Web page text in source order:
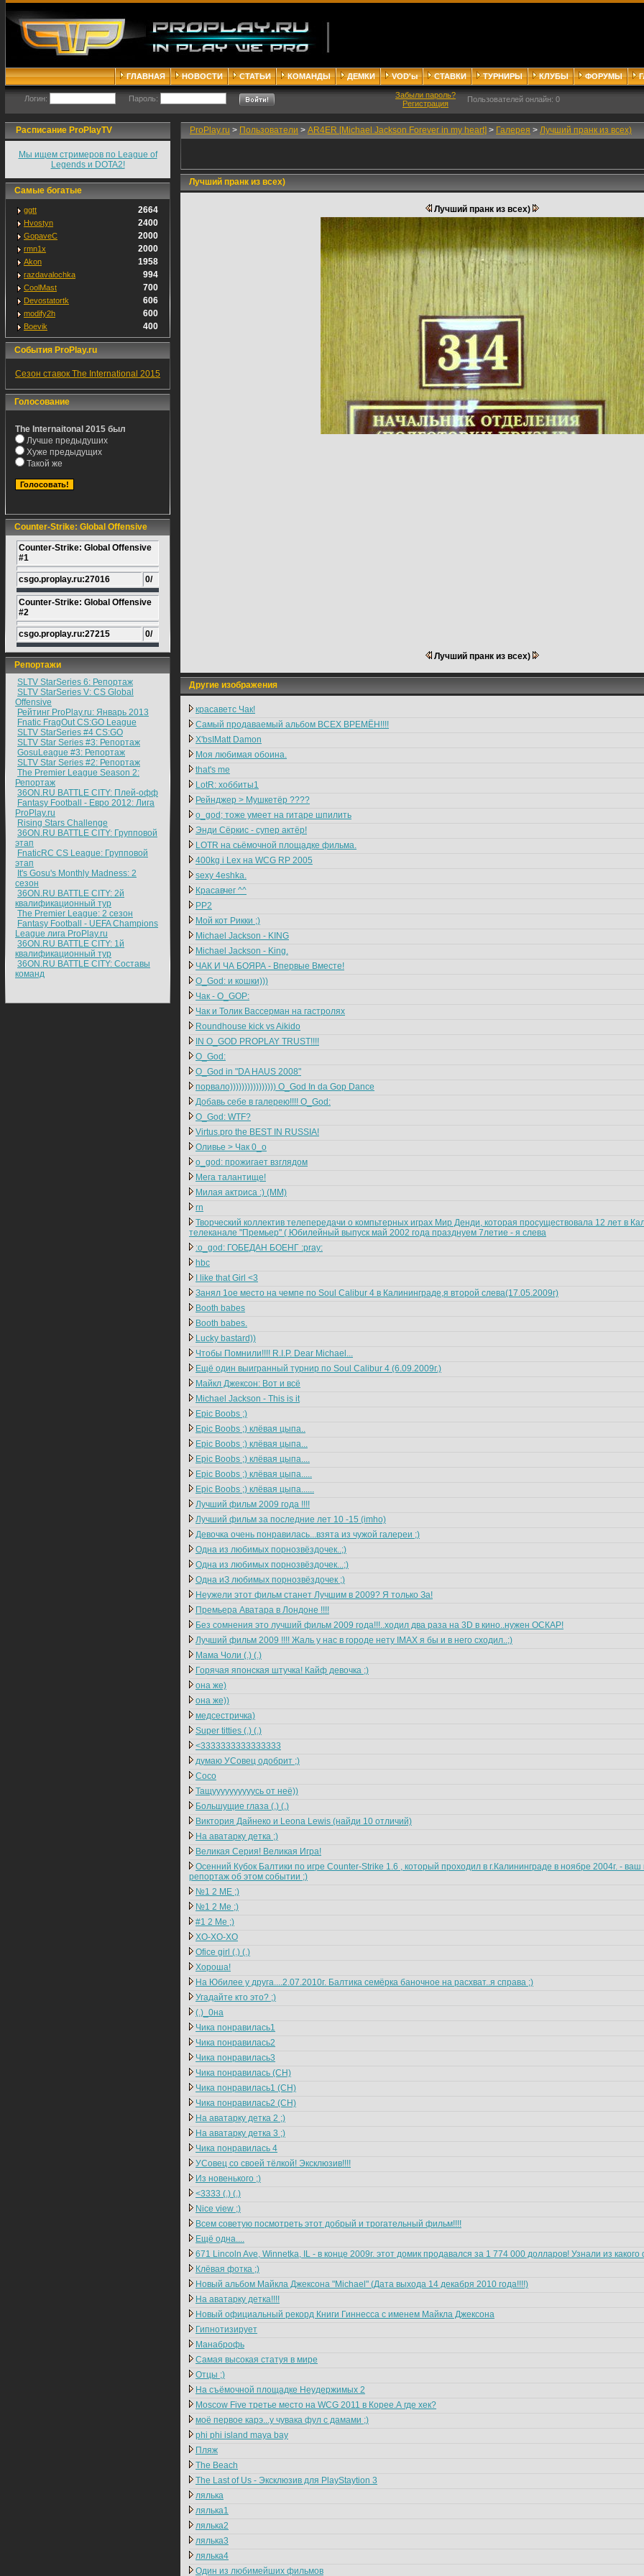
ГЛАВНАЯ НОВОСТИ СТАТЬИ КОМАНДЫ ДЕМКИ VOD'ы СТАВКИ ТУРНИРЫ КЛУБЫ ФОРУМЫ
Логин: Пароль:
Забыли пароль?
Регистрация
Пользователей онлайн: 0
Расписание ProPlayTV
Мы ищем стримеров по League of
Legends и DOTA2!
Самые богатые
ggtt 2664
Hvostyn 2400
GopaveC 2000
rmn1x 2000
Akon 1958
razdavalochka 994
CoolMast 700
Devostatortk 606
modify2h 600
Boevik 400
События ProPlay.ru
Сезон ставок The International 2015
Голосование
The Internaitonal 2015 был
Лучше предыдуших
Хуже предыдущих
Такой же
Counter-Strike: Global Offensive
Counter-Strike: Global Offensive
#1
csgo.proplay.ru:27016 0/
Counter-Strike: Global Offensive
#2
csgo.proplay.ru:27215 0/
Репортажи
SLTV StarSeries 6: Репортаж
SLTV StarSeries V: CS Global
Offensive
Рейтинг ProPlay.ru: Январь 2013
Fnatic FragOut CS:GO League
SLTV StarSeries #4 CS:GO
SLTV Star Series #3: Репортаж
GosuLeague #3: Репортаж
SLTV Star Series #2: Репортаж
The Premier League Season 2:
Репортаж
36ON.RU BATTLE CITY: Плей-офф
Fantasy Football - Евро 2012: Лига
ProPlay.ru
Rising Stars Challenge
36ON.RU BATTLE CITY: Групповой
этап
FnaticRC CS League: Групповой
этап
It's Gosu's Monthly Madness: 2
сезон
36ON.RU BATTLE CITY: 2й
квалификационный тур
The Premier League: 2 cезон
Fantasy Football - UEFA Champions
League лига ProPlay.ru
36ON.RU BATTLE CITY: 1й
квалификационный тур
36ON.RU BATTLE CITY: Составы
команд
ProPlay.ru > Пользователи > AR4ER [Michael Jackson Forever in my heart] > Галерея > Лучший пранк из всех)
Лучший пранк из всех)
Лучший пранк из всех)
Лучший пранк из всех)
Другие изображения
красаветс Чак!
Самый продаваемый альбом ВСЕХ ВРЕМЁН!!!!
X'bsIMatt Damon
Моя любимая обоина.
that's me
LotR: хоббиты1
Рейнджер > Мушкетёр ????
о_god; тоже умеет на гитаре шпилить
Энди Сёркис - супер актёр!
LOTR на сьёмочной площадке фильма.
400kg i Lex на WCG RP 2005
sexy 4eshka.
Красавчег ^^
PP2
Мой кот Рикки ;)
Michael Jackson - KING
Michael Jackson - King.
ЧАК И ЧА БОЯРА - Впервые Вместе!
O_God: и кошки)))
Чак - O_GOP:
Чак и Толик Вассерман на гастролях
Roundhouse kick vs Aikido
IN O_GOD PROPLAY TRUST!!!!
O_God:
O_God in "DA HAUS 2008"
порвало)))))))))))))))) O_God In da Gop Dance
Добавь себе в галерею!!!! O_God:
O_God: WTF?
Virtus.pro the BEST IN RUSSIA!
Оливье > Чак 0_o
o_god: прожигает взглядом
Мега талантище!
Милая актриса :) (ММ)
rn
Творческий коллектив телепередачи о компьтерных играх Мир Денди, которая просуществовала 12 лет в
телеканале "Премьер" ( Юбилейный выпуск май 2002 года празднуем 7летие - я слева
:o_god: ГОБЕДАН БОЕНГ :pray:
hbc
I like that Girl <3
Занял 1ое место на чемпе по Soul Calibur 4 в Калининграде,я второй слева(17.05.2009г)
Booth babes
Booth babes.
Lucky bastard))
Чтобы Помнили!!!! R.I.P. Dear Michael...
Ещё один выигранный турнир по Soul Calibur 4 (6.09.2009г.)
Майкл Джексон: Вот и всё
Michael Jackson - This is it
Epic Boobs ;)
Epic Boobs ;) клёвая цыпа..
Epic Boobs ;) клёвая цыпа...
Epic Boobs ;) клёвая цыпа....
Epic Boobs ;) клёвая цыпа.....
Epic Boobs ;) клёвая цыпа......
Лучший фильм 2009 года !!!!
Лучший фильм за последние лет 10 -15 (imho)
Девочка очень понравилась...взята из чужой галереи ;)
Одна из любимых порнозвёздочек..;)
Одна из любимых порнозвёздочек...;)
Одна иЗ любимых порнозвёздочек ;)
Неужели этот фильм станет Лучшим в 2009? Я только За!
Премьера Аватара в Лондоне !!!!
Без сомнения это лучший фильм 2009 года!!!..ходил два раза на 3D в кино..нужен ОСКАР!
Лучший фильм 2009 !!!! Жаль у нас в городе нету IMAX я бы и в него сходил..;)
Мама Чоли (.) (.)
Горячая японская штучка! Кайф девочка ;)
она же)
она же))
медсестричка)
Super titties (.) (.)
<3333333333333333
думаю УСовец одобрит ;)
Coco
Тащуууууууууусь от неё))
Большущие глаза (,) (,)
Виктория Дайнеко и Leona Lewis (найди 10 отличий)
На аватарку детка ;)
Великая Серия! Великая Игра!
Осенний Кубок Балтики по игре Counter-Strike 1.6 , который проходил в г.Калининграде в ноябре 2004г. -
репортаж об этом событии ;)
№1 2 ME ;)
№1 2 Me ;)
#1 2 Me ;)
ХО-ХО-ХО
Ofice girl (.) (.)
Хороша!
На Юбилее у друга....2.07.2010г. Балтика семёрка баночное на расхват..я справа ;)
Угадайте кто это? ;)
(.)_0на
Чика понравилась1
Чика понравилась2
Чика понравилась3
Чика понравилась (CH)
Чика понравилась1 (CH)
Чика понравилась2 (CH)
На аватарку детка 2 ;)
На аватарку детка 3 ;)
Чика понравилась 4
УСовец со своей тёлкой! Эксклюзив!!!!
Из новенького ;)
<3333 (.) (.)
Nice view ;)
Всем советую посмотреть этот добрый и трогательный фильм!!!!
Ещё одна....
671 Lincoln Ave, Winnetka, IL - в конце 2009г. этот домик продавался за 1 774 000 долларов! Узнали из
Клёвая фотка ;)
Новый альбом Майкла Джексона "Michael" (Дата выхода 14 декабря 2010 года!!!!)
На аватарку детка!!!!
Новый официальный рекорд Книги Гиннесса с именем Майкла Джексона
Гипнотизирует
Манаброфь
Самая высокая статуя в мире
Отцы ;)
На съёмочной площадке Неудержимых 2
Moscow Five третье место на WCG 2011 в Корее.А где хек?
моё первое карэ...у чувака фул с дамами ;)
phi phi island maya bay
Пляж
The Beach
The Last of Us - Эксклюзив для PlayStaytion 3
лялька
лялька1
лялька2
лялька3
лялька4
Один из любимейших фильмов